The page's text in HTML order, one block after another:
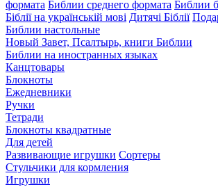
формата Библии среднего формата Библии
Біблії на українській мові Дитячі Біблії
Библии настольные
Новый Завет, Псалтырь, книги Библии
Библии на иностранных языках
Канцтовары
Блокноты
Ежедневники
Ручки
Тетради
Блокноты квадратные
Для детей
Развивающие игрушки Сортеры
Стульчики для кормления
Игрушки